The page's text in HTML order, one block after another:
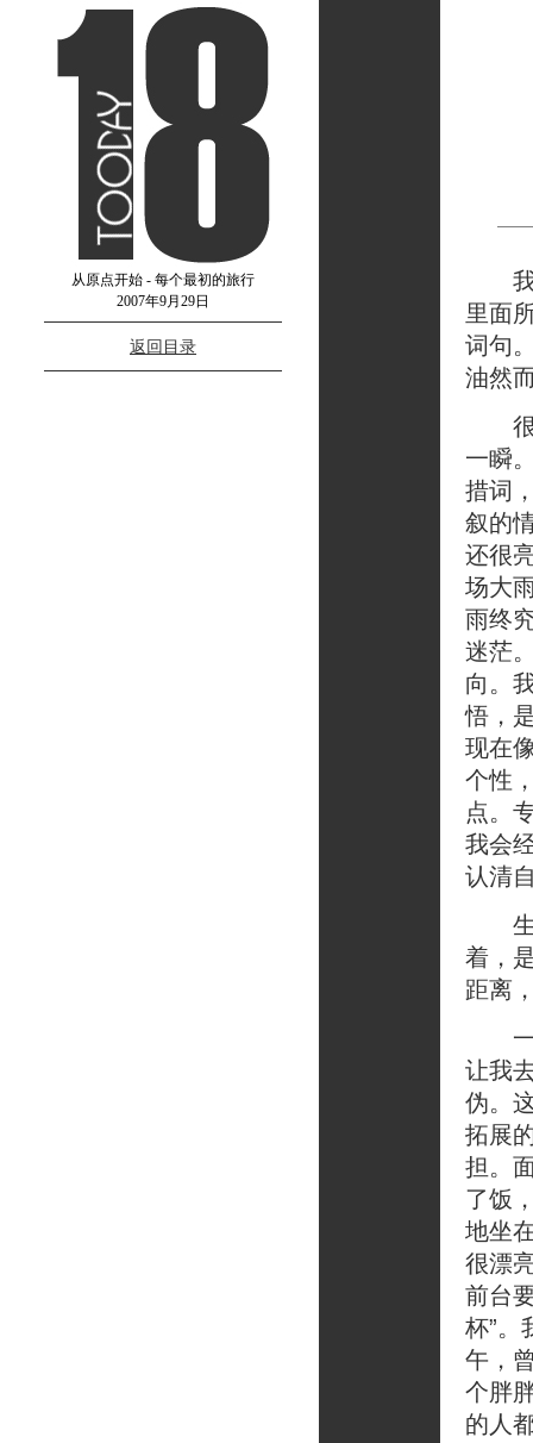
从原点开始 - 每个最初的旅行
2007年9月29日
返回目录
我
里面
词句
油然
很
一瞬
措词
叙的
还很
场大
雨终
迷茫
向。
悟，
现在
个性
点。
我会
认清
生
着，
距离
一
让我
伪。
拓展
担。
了饭
地坐
很漂
前台
杯”。
午，
个胖
的人